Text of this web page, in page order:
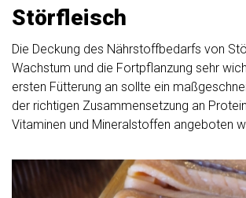
Störfleisch
Die Deckung des Nährstoffbedarfs von
Wachstum und die Fortpflanzung sehr
ersten Fütterung an sollte ein
der richtigen Zusammensetzung an
Vitaminen und Mineralstoffen angeboten